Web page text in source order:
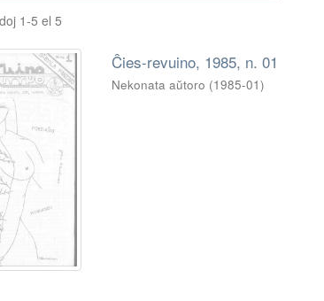
1-5 el 5
Ĉies-revuino, 1985, n. 01
Nekonata aŭtoro (1985-01)